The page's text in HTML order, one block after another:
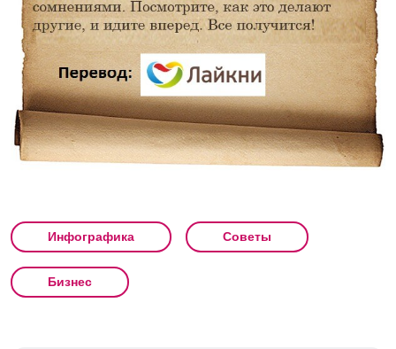
Инфографика Советы
Бизнес